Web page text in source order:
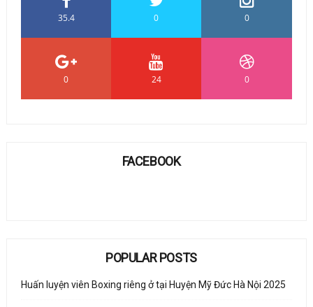
35.4 0 0
0 24 0
FACEBOOK
POPULAR POSTS
Huấn luyện viên Boxing riêng ở tại Huyện Mỹ Đức Hà Nội 2025